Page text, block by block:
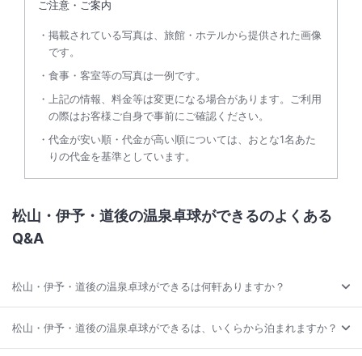
ご注意・ご案内
掲載されている写真は、旅館・ホテルから提供された画像
です。
食事・客室等の写真は一例です。
上記の情報、料金等は変更になる場合があります。ご利用
の際はお客様ご自身で事前にご確認ください。
代金が安い順・代金が高い順については、おとな1名あた
りの代金を基準としています。
松山・伊予・道後の温泉卓球ができるのよくある
Q&A
松山・伊予・道後の温泉卓球ができるは何軒ありますか？
松山・伊予・道後の温泉卓球ができるは、いくらから泊まれますか？